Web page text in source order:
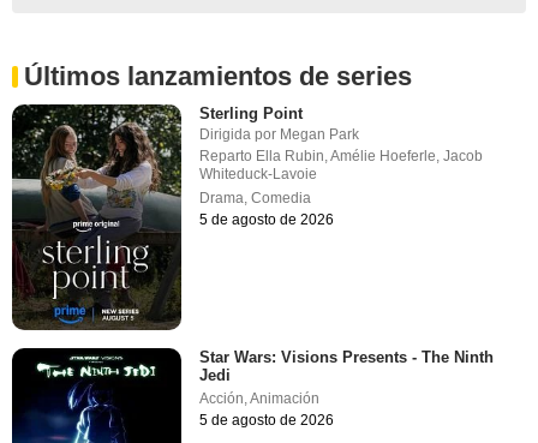
Últimos lanzamientos de series
Sterling Point
Dirigida por Megan Park
Reparto Ella Rubin,Amélie Hoeferle,Jacob
Whiteduck-Lavoie
Drama,Comedia
5 de agosto de 2026
Star Wars: Visions Presents - The Ninth
Jedi
Acción,Animación
5 de agosto de 2026